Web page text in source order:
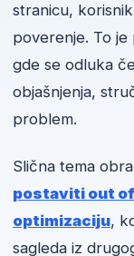
stranicu,
poverenje. To
gde se odluka
objašnjenja,
problem.
Slična tema
postaviti out of
optimizaciju,
sagleda iz